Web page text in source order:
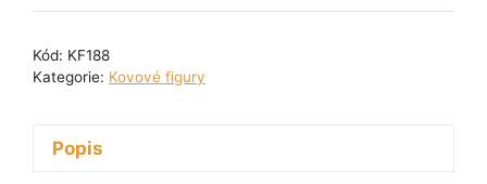
-
Kód: KF188
Kategorie: Kovové figury
Popis